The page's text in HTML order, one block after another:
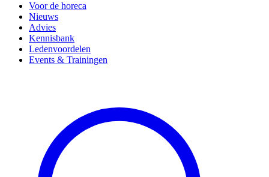
Voor de horeca
Nieuws
Advies
Kennisbank
Ledenvoordelen
Events & Trainingen